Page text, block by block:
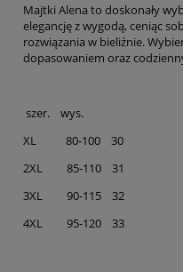
Majtki Alena to doskonały
elegancję z wygodą, ceniąc
rozwiązania w bieliźnie.
dopasowaniem oraz
szer. wys.
XL 80-100 30
2XL 85-110 31
3XL 90-115 32
4XL 95-120 33